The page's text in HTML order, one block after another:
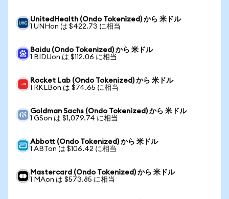
UnitedHealth (Ondo Tokenized) から 米ドル
1 UNHon は $422.73 に相当
Baidu (Ondo Tokenized) から 米ドル
1 BIDUon は $112.06 に相当
Rocket Lab (Ondo Tokenized) から 米ドル
1 RKLBon は $74.65 に相当
Goldman Sachs (Ondo Tokenized) から 米ドル
1 GSon は $1,079.74 に相当
Abbott (Ondo Tokenized) から 米ドル
1 ABTon は $106.42 に相当
Mastercard (Ondo Tokenized) から 米ドル
1 MAon は $573.85 に相当